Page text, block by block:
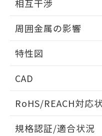
出力段回路図
相互干渉
相互干渉
A: 30mm以上、B: 20mm以
周囲金属の影響
周囲金属の影響
特性図
検出物体の大きさと材質に
CAD
ドすることができます
RoHS/REACH対応
規格認証/適合状況
欄に対応日を記載
既に当社にて対
していることから
す。